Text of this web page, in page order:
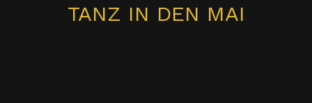
TANZ IN DEN MAI